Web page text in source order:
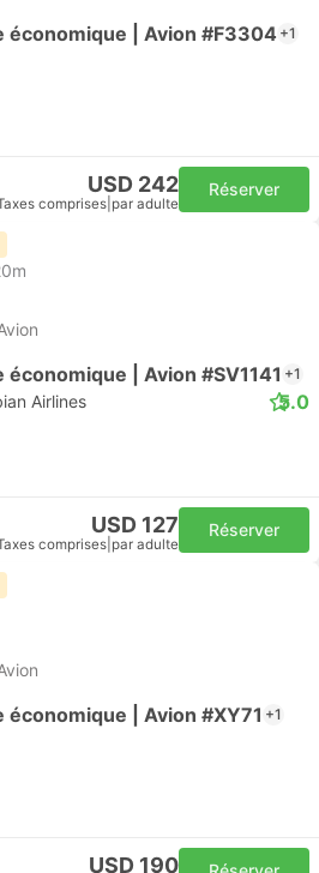
économique | Avion #F3304 +1
USD 242
comprises par adulte
Réserver
économique | Avion #SV1141 +1
Airlines 5.0
USD 127
comprises par adulte
Réserver
économique | Avion #XY71 +1
USD 190